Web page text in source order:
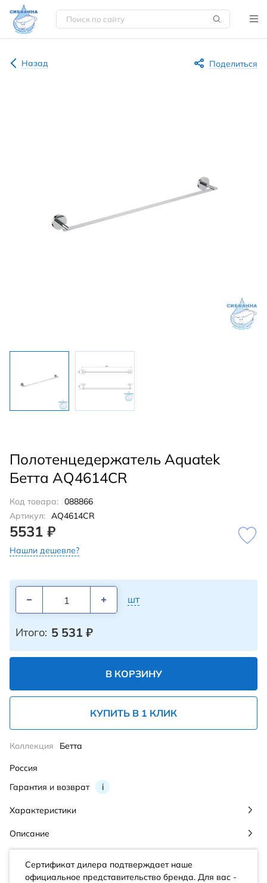
Назад Поделиться
Полотенцедержатель Aquatek
Бетта AQ4614CR
Код товара: 088866
Артикул: AQ4614CR
5531 ₽
Нашли дешевле?
шт
Итого: 5 531 ₽
В КОРЗИНУ
КУПИТЬ В 1 КЛИК
Гарантия и возврат i
Коллекция Бетта
Россия
Характеристики
Описание
Сертификат дилера подтверждает наше
официальное представительство бренда. Для вас -